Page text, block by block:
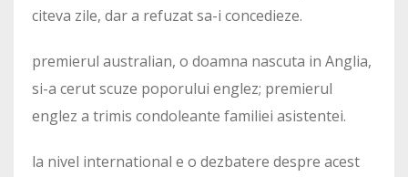
citeva zile, dar a refuzat sa-i concedieze.
premierul australian, o doamna nascuta in Anglia,
si-a cerut scuze poporului englez; premierul
englez a trimis condoleante familiei asistentei.
la nivel international e o dezbatere despre acest